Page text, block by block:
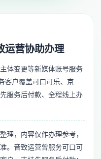
运营协助办理
体变更等新媒体账号服务
客户覆盖可口可乐、京
服务后付款、全程线上办
理，内容仅作办理参考，
。音致运营曾服务可口可